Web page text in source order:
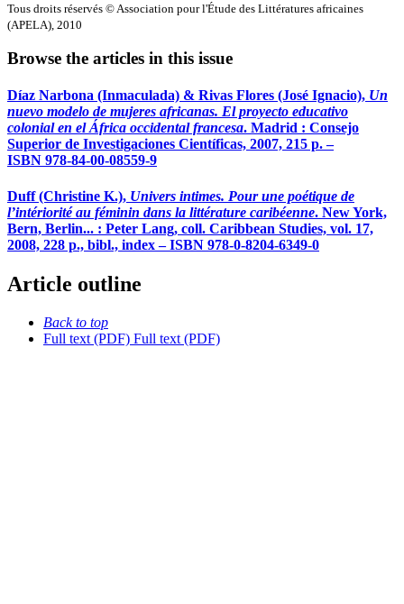
Tous droits réservés © Association pour l'Étude des Littératures africaines
(APELA), 2010
Browse the articles in this issue
Díaz Narbona (Inmaculada) & Rivas Flores (José Ignacio), Un
nuevo modelo de mujeres africanas. El proyecto educativo
colonial en el África occidental francesa. Madrid : Consejo
Superior de Investigaciones Científicas, 2007, 215 p. –
ISBN 978-84-00-08559-9
Duff(Christine K.), Univers intimes. Pour une poétique de
l’intériorité au féminin dans la littérature caribéenne. New York,
Bern, Berlin... : Peter Lang, coll. Caribbean Studies, vol. 17,
2008, 228 p., bibl., index – ISBN 978-0-8204-6349-0
Article outline
Back to top
Full text (PDF) Full text (PDF)